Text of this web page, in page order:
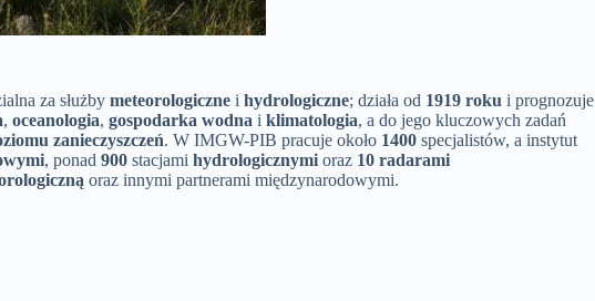
za służby meteorologiczne i hydrologiczne; działa od 1919 roku i prognozuje
, oceanologia, gospodarka wodna i klimatologia, a do jego kluczowych zadań
zanieczyszczeń. W IMGW-PIB pracuje około 1400 specjalistów, a instytut
, ponad 900 stacjami hydrologicznymi oraz 10 radarami
oraz innymi partnerami międzynarodowymi.